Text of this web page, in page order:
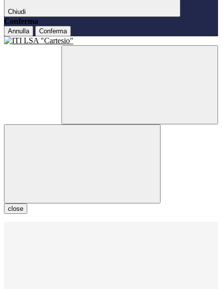
Chiudi
Conferma
Annulla Conferma
close